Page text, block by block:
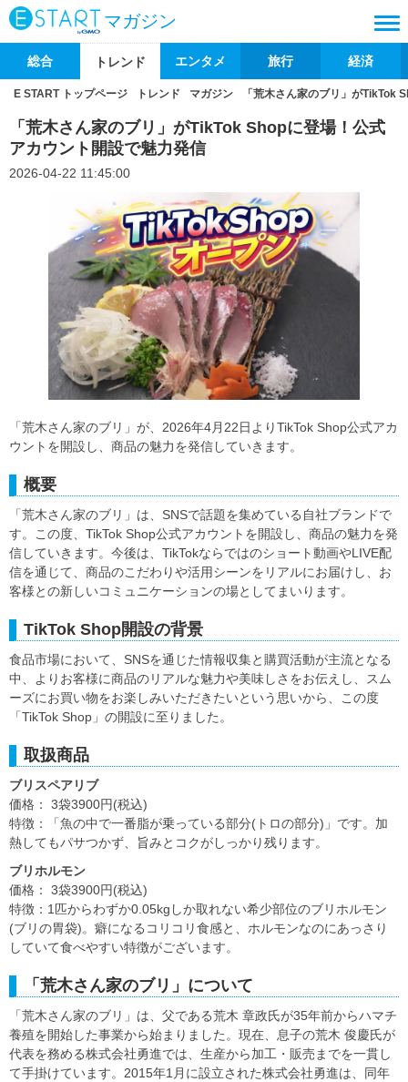
マガジン
総合 トレンド エンタメ 旅行 経済
E START トップページ トレンド マガジン 「荒木さん家のブリ」がTikTok
「荒木さん家のブリ」がTikTok Shopに登場！公式
アカウント開設で魅力発信
2026-04-22 11:45:00
「荒木さん家のブリ」が、2026年4月22日よりTikTok Shop公式アカ
ウントを開設し、商品の魅力を発信していきます。
概要
「荒木さん家のブリ」は、SNSで話題を集めている自社ブランドで
す。この度、TikTok Shop公式アカウントを開設し、商品の魅力を発
信していきます。今後は、TikTokならではのショート動画やLIVE配
信を通じて、商品のこだわりや活用シーンをリアルにお届けし、お
客様との新しいコミュニケーションの場としてまいります。
TikTok Shop開設の背景
食品市場において、SNSを通じた情報収集と購買活動が主流となる
中、よりお客様に商品のリアルな魅力や美味しさをお伝えし、スム
ーズにお買い物をお楽しみいただきたいという思いから、この度
「TikTok Shop」の開設に至りました。
取扱商品
ブリスペアリブ
価格： 3袋3900円(税込)
特徴：「魚の中で一番脂が乗っている部分(トロの部分)」です。加
熱してもパサつかず、旨みとコクがしっかり残ります。
ブリホルモン
価格： 3袋3900円(税込)
特徴：1匹からわずか0.05kgしか取れない希少部位のブリホルモン
(ブリの胃袋)。癖になるコリコリ食感と、ホルモンなのにあっさり
していて食べやすい特徴がございます。
「荒木さん家のブリ」について
「荒木さん家のブリ」は、父である荒木 章政氏が35年前からハマチ
養殖を開始した事業から始まりました。現在、息子の荒木 俊慶氏が
代表を務める株式会社勇進では、生産から加工・販売までを一貫し
て手掛けています。2015年1月に設立された株式会社勇進は、同年